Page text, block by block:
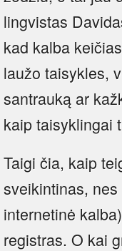
lingvistas
kad kalba
laužo taisykles,
santrauką ar
kaip taisyklingai
Taigi čia, kaip
sveikintinas,
internetinė
registras. O kai